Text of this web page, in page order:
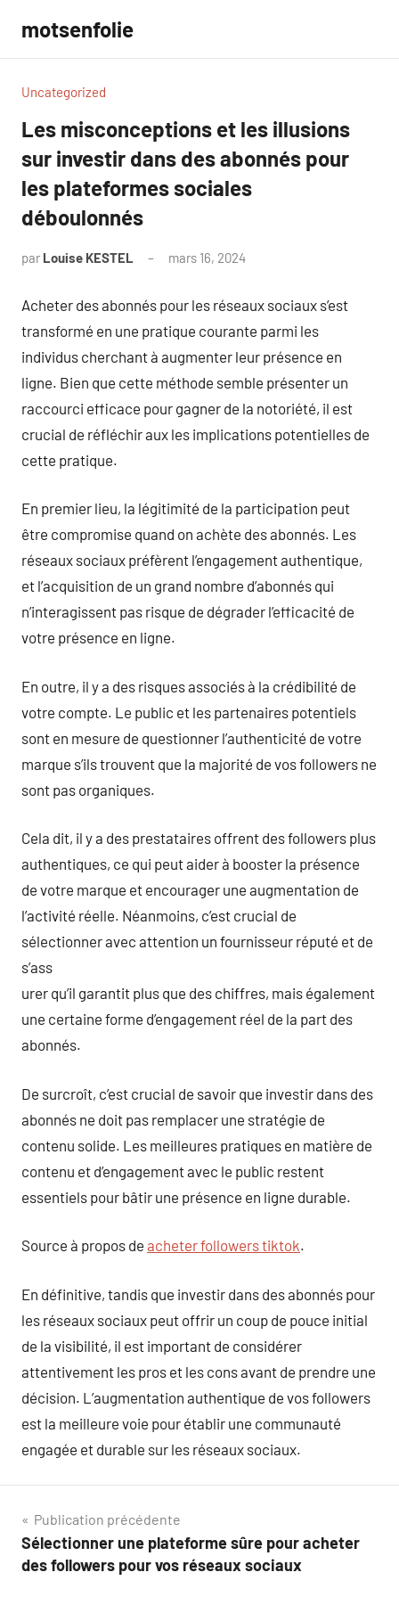
contenu
motsenfolie
Uncategorized
Les misconceptions et les illusions
sur investir dans des abonnés pour
les plateformes sociales
déboulonnés
par Louise KESTEL mars 16, 2024
Acheter des abonnés pour les réseaux sociaux s’est
transformé en une pratique courante parmi les
individus cherchant à augmenter leur présence en
ligne. Bien que cette méthode semble présenter un
raccourci efficace pour gagner de la notoriété, il est
crucial de réfléchir aux les implications potentielles de
cette pratique.
En premier lieu, la légitimité de la participation peut
être compromise quand on achète des abonnés. Les
réseaux sociaux préfèrent l’engagement authentique,
et l’acquisition de un grand nombre d’abonnés qui
n’interagissent pas risque de dégrader l’efficacité de
votre présence en ligne.
En outre, il y a des risques associés à la crédibilité de
votre compte. Le public et les partenaires potentiels
sont en mesure de questionner l’authenticité de votre
marque s’ils trouvent que la majorité de vos followers ne
sont pas organiques.
Cela dit, il y a des prestataires offrent des followers plus
authentiques, ce qui peut aider à booster la présence
de votre marque et encourager une augmentation de
l’activité réelle. Néanmoins, c’est crucial de
sélectionner avec attention un fournisseur réputé et de
s’ass
urer qu’il garantit plus que des chiffres, mais également
une certaine forme d’engagement réel de la part des
abonnés.
De surcroît, c’est crucial de savoir que investir dans des
abonnés ne doit pas remplacer une stratégie de
contenu solide. Les meilleures pratiques en matière de
contenu et d’engagement avec le public restent
essentiels pour bâtir une présence en ligne durable.
Source à propos de acheter followers tiktok.
En définitive, tandis que investir dans des abonnés pour
les réseaux sociaux peut offrir un coup de pouce initial
de la visibilité, il est important de considérer
attentivement les pros et les cons avant de prendre une
décision. L’augmentation authentique de vos followers
est la meilleure voie pour établir une communauté
engagée et durable sur les réseaux sociaux.
Navigation
de
Publication précédente
Sélectionner une plateforme sûre pour acheter
des followers pour vos réseaux sociaux